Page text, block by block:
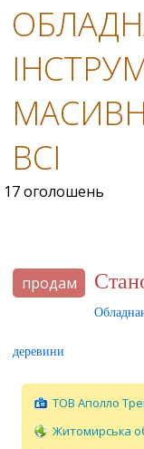
ВСІ
17 оголошень
продам
деревини
ТОВ Аполло
Житомирська